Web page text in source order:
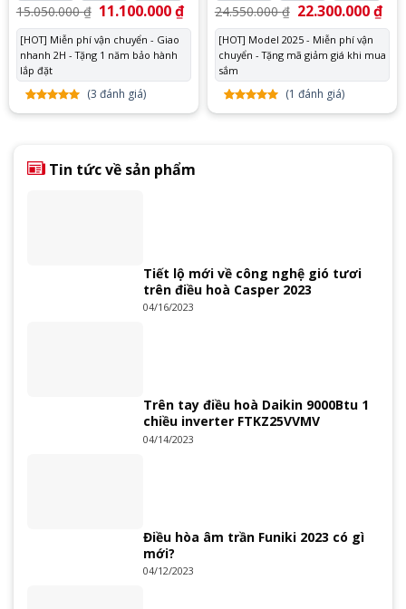
15.050.000₫ Giá
gốc
là:
15.050.000 ₫.
11.100.000₫Giá
tại
11.100.000 ₫.
[HOT] Miễn phí vận chuyển - Giao
nhanh 2H - Tặng 1 năm bảo hành
lắp đặt
5.00trên
3
giá
(3 đánh giá)
24.550.000₫ Giá
gốc
là:
24.550.000 ₫.
22.300.000₫Giá
tại
[HOT] Model 2025 - Miễn phí vận
chuyển - Tặng mã giảm giá khi mua
sắm
5.00trên
1
(1 đánh giá)
Tin tức về sản phẩm
Tiết lộ mới về công nghệ gió tươi
trên điều hoà Casper 2023
04/16/2023
Trên tay điều hoà Daikin 9000Btu 1
chiều inverter FTKZ25VVMV
04/14/2023
Điều hòa âm trần Funiki 2023 có gì
mới?
04/12/2023